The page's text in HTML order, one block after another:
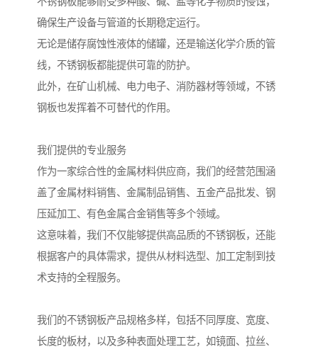
确保生产设备与管道的长期稳定运行。
无论是储存腐蚀性液体的储罐，还是输送化学介质的管
线，不锈钢板都能提供可靠的防护。
此外，在矿山机械、电力电子、消防器材等领域，不锈
钢板也发挥着不可替代的作用。
我们提供的专业服务
作为一家综合性的金属材料供应商，我们的经营范围涵
盖了金属材料销售、金属制品销售、五金产品批发、钢
压延加工、有色金属合金销售等多个领域。
这意味着，我们不仅能够提供高品质的不锈钢板，还能
根据客户的具体需求，提供从材料选型、加工定制到技
术支持的全程服务。
我们的不锈钢板产品规格多样，包括不同厚度、宽度、
长度的板材，以及多种表面处理工艺，如镜面、拉丝、